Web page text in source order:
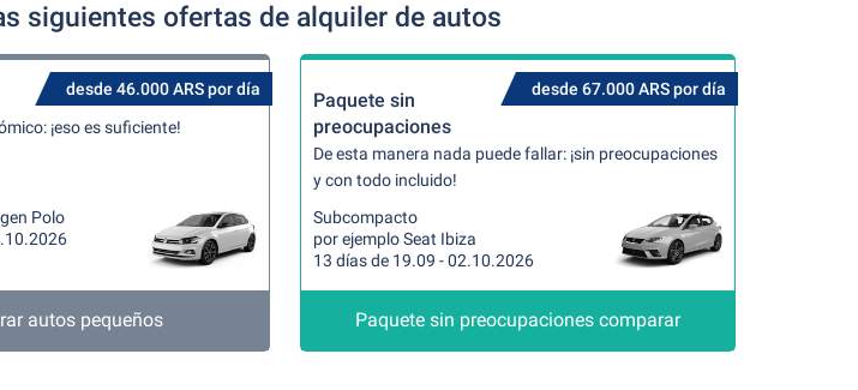
siguientes ofertas de alquiler de autos
desde 46.000 ARS por día
¡eso es suficiente!
Polo
autos pequeños
desde 67.000 ARS por día
Paquete sin
preocupaciones
De esta manera nada puede fallar: ¡sin preocupaciones
y con todo incluido!
Subcompacto
por ejemplo Seat Ibiza
13 días de 19.09 - 02.10.2026
Paquete sin preocupaciones comparar